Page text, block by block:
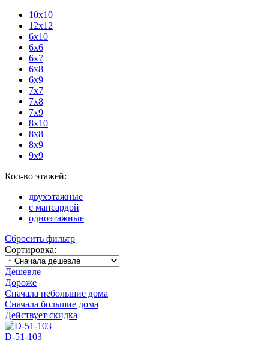
10x10
12x12
6x10
6x6
6x7
6x8
6x9
7x7
7x8
7x9
8x10
8x8
8x9
9x9
Кол-во этажей:
двухэтажные
с мансардой
одноэтажные
Сбросить фильтр
Сортировка:
Дешевле
Дороже
Сначала небольшие дома
Сначала большие дома
Действует скидка
D-51-103